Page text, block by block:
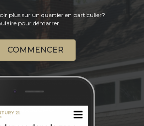
plus sur un quartier en particulier?
pour démarrer.
COMMENCER